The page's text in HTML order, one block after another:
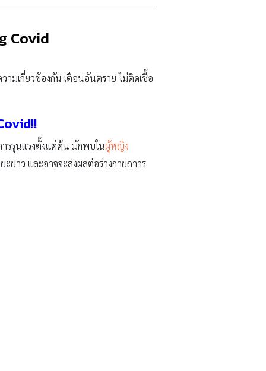
Covid
ามเกี่ยวข้องกัน เตือนอันตราย ไม่ติดเชื้อ
รรุนแรงตั้งแต่ต้น มักพบในผู้หญิง
ยาว และอาจจะส่งผลต่อร่างกายถาวร